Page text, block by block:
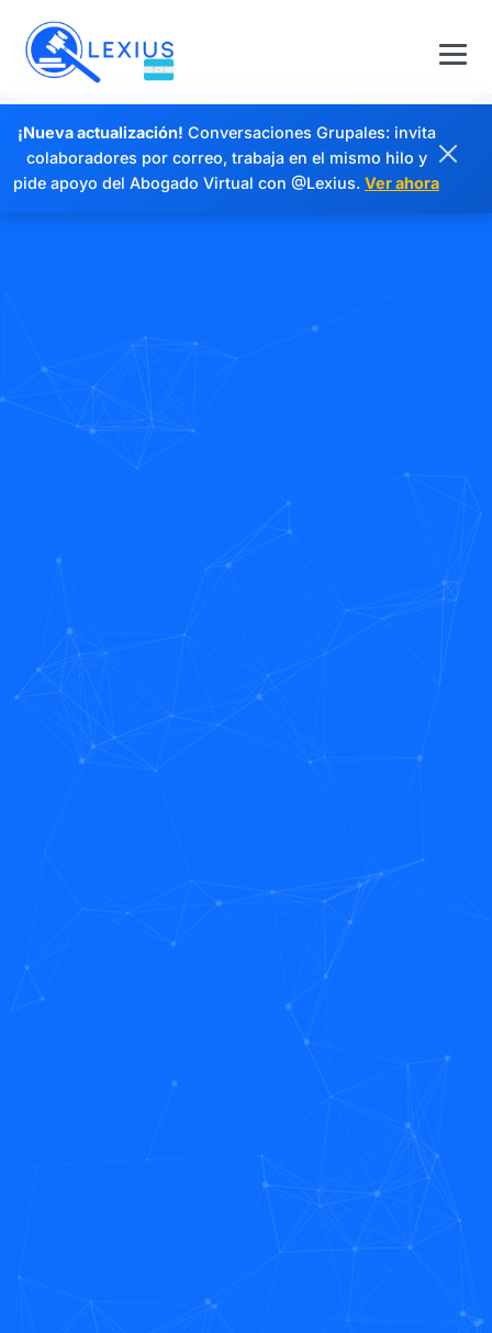
¡Nueva actualización! Conversaciones Grupales: invita
colaboradores por correo, trabaja en el mismo hilo y
pide apoyo del Abogado Virtual con @Lexius. Ver ahora